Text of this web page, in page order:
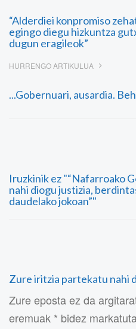
“Alderdiei konpromiso
egingo diegu hizkuntza
dugun eragileok”
HURRENGO ARTIKULUA
...Gobernuari, ausardia.
Iruzkinik ez "“Nafarroako
nahi diogu justizia,
daudelako jokoan”"
Zure iritzia partekatu nahi
Zure eposta ez da
eremuak * bidez